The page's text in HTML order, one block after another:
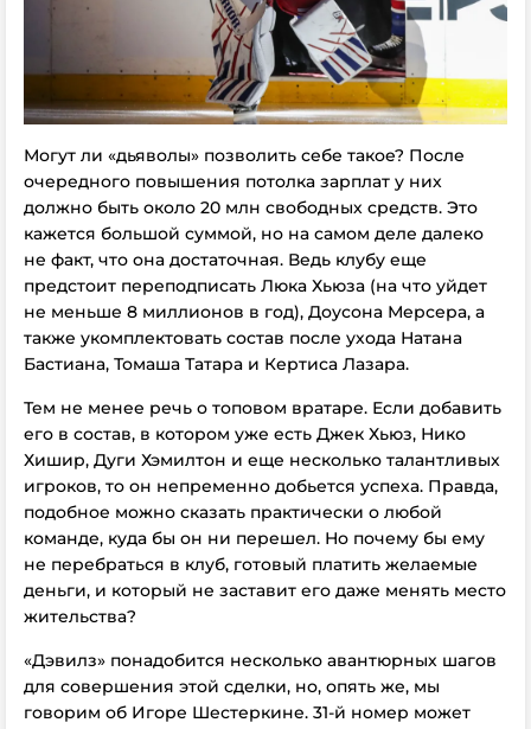
Могут ли «дьяволы» позволить себе такое? После
очередного повышения потолка зарплат у них
должно быть около 20 млн свободных средств. Это
кажется большой суммой, но на самом деле далеко
не факт, что она достаточная. Ведь клубу еще
предстоит переподписать Люка Хьюза (на что уйдет
не меньше 8 миллионов в год), Доусона Мерсера, а
также укомплектовать состав после ухода Натана
Бастиана, Томаша Татара и Кертиса Лазара.
Тем не менее речь о топовом вратаре. Если добавить
его в состав, в котором уже есть Джек Хьюз, Нико
Хишир, Дуги Хэмилтон и еще несколько талантливых
игроков, то он непременно добьется успеха. Правда,
подобное можно сказать практически о любой
команде, куда бы он ни перешел. Но почему бы ему
не перебраться в клуб, готовый платить желаемые
деньги, и который не заставит его даже менять место
жительства?
«Дэвилз» понадобится несколько авантюрных шагов
для совершения этой сделки, но, опять же, мы
говорим об Игоре Шестеркине. 31-й номер может